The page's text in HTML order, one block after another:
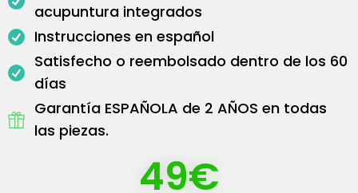
acupuntura integrados
Instrucciones en español
Satisfecho o reembolsado dentro de los 60
días
Garantía ESPAÑOLA de 2 AÑOS en todas
las piezas.
49€